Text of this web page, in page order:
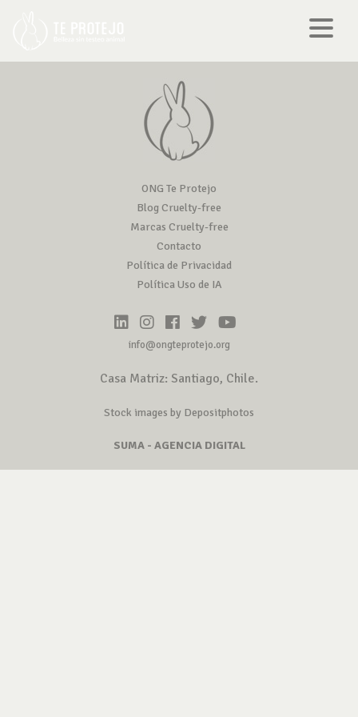
ONG Te Protejo
Blog Cruelty-free
Marcas Cruelty-free
Contacto
Política de Privacidad
Política Uso de IA
info@ongteprotejo.org
Casa Matriz: Santiago, Chile.
Stock images by Depositphotos
SUMA - AGENCIA DIGITAL